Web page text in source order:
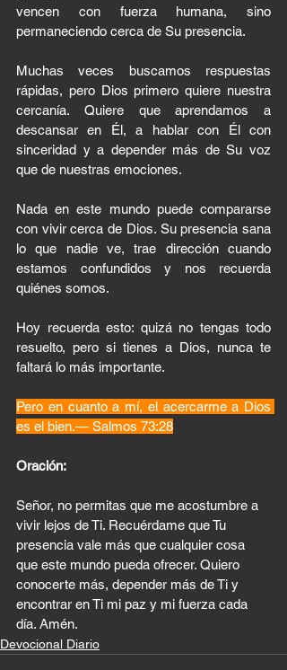
vencen con fuerza humana, sino
permaneciendo cerca de Su presencia.
Muchas veces buscamos respuestas
rápidas, pero Dios primero quiere nuestra
cercanía. Quiere que aprendamos a
descansar en Él, a hablar con Él con
sinceridad y a depender más de Su voz
que de nuestras emociones.
Nada en este mundo puede compararse
con vivir cerca de Dios. Su presencia sana
lo que nadie ve, trae dirección cuando
estamos confundidos y nos recuerda
quiénes somos.
Hoy recuerda esto: quizá no tengas todo
resuelto, pero si tienes a Dios, nunca te
faltará lo más importante.
Pero en cuanto a mí, el acercarme a Dios
es el bien.— Salmos 73:28
Oración:
Señor, no permitas que me acostumbre a
vivir lejos de Ti. Recuérdame que Tu
presencia vale más que cualquier cosa
que este mundo pueda ofrecer. Quiero
conocerte más, depender más de Ti y
encontrar en Ti mi paz y mi fuerza cada
día. Amén.
Devocional Diario